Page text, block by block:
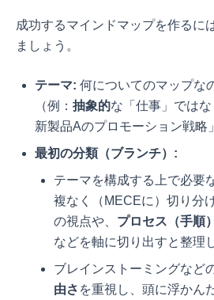
成功するマインドマップを作るに
ましょう。
テーマ: 何についてのマップな
（例： 抽象的な「仕事」ではな
新製品Aのプロモーション戦略
最初の分類（ブランチ）:
テーマを構成する上で必要
複なく（MECEに）切り分
の視点や、 プロセス（手順）
などを軸に切り出すと整理
ブレインストーミングなど
由さ を重視し、頭に浮かん